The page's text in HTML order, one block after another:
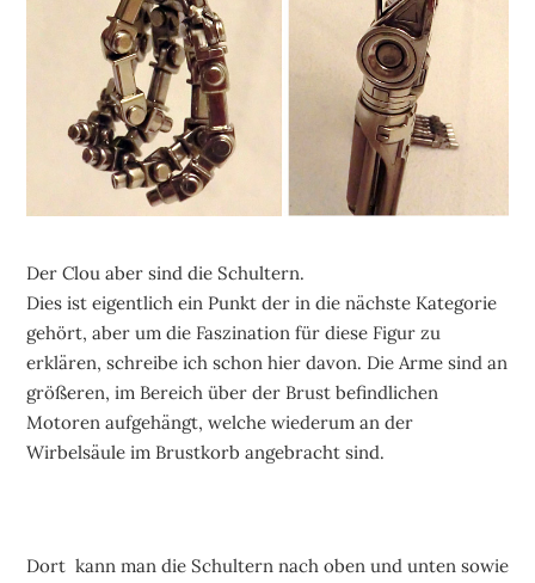
Der Clou aber sind die Schultern.
Dies ist eigentlich ein Punkt der in die nächste Kategorie
gehört, aber um die Faszination für diese Figur zu
erklären, schreibe ich schon hier davon. Die Arme sind an
größeren, im Bereich über der Brust befindlichen
Motoren aufgehängt, welche wiederum an der
Wirbelsäule im Brustkorb angebracht sind.
Dort kann man die Schultern nach oben und unten sowie